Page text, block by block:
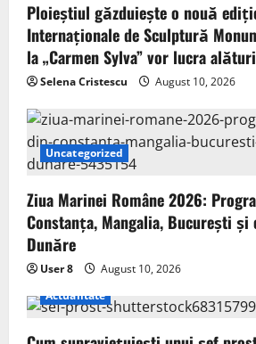
Ploieștiul găzduiește o nouă
Internaționale de Sculptură
la „Carmen Sylva” vor lucra
Selena Cristescu August 10, 2026
Uncategorized
Ziua Marinei Române 2026:
Constanța, Mangalia, București și
Dunăre
User 8
August 10, 2026
Actualitate